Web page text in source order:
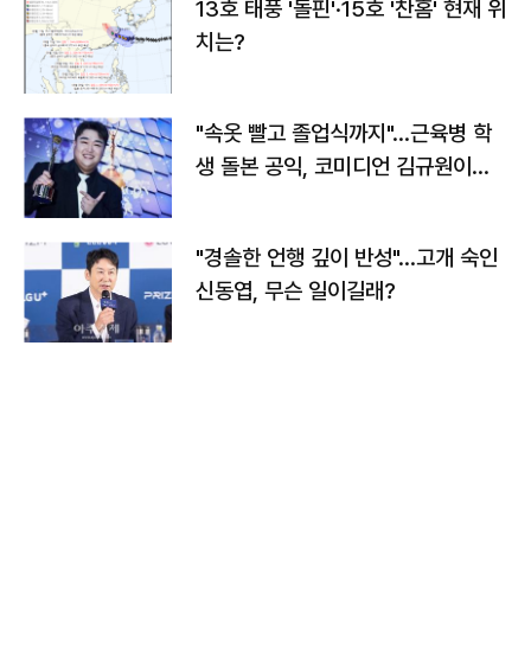
13호 태풍 '돌핀'·15호 '찬홈' 현재 위
치는?
"속옷 빨고 졸업식까지"…근육병 학
생 돌본 공익, 코미디언 김규원이었
"경솔한 언행 깊이 반성"…고개 숙인
신동엽, 무슨 일이길래?